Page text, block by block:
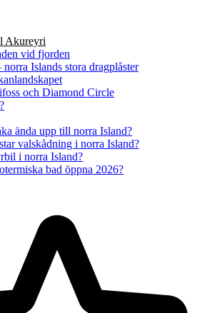
Akureyri
vid fjorden
Islands stora dragplåster
och Diamond Circle
ända upp till norra Island?
valskådning i norra Island?
i norra Island?
bad öppna 2026?